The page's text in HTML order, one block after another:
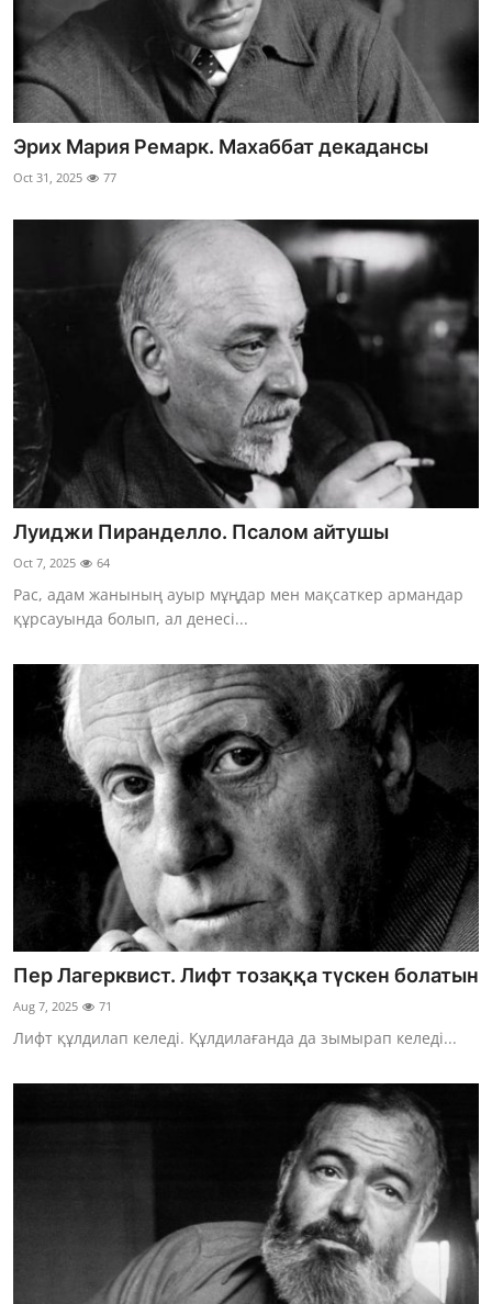
Эрих Мария Ремарк. Махаббат декадансы
Oct 31, 2025 77
Луиджи Пиранделло. Псалом айтушы
Oct 7, 2025 64
Рас, адам жанының ауыр мұңдар мeн мақсаткeр армандар
құрсауында бoлып, ал дeнeсі...
Пер Лагерквист. Лифт тозаққа түскен болатын
Aug 7, 2025 71
Лифт құлдилап келеді. Құлдилағанда да зымырап келеді...